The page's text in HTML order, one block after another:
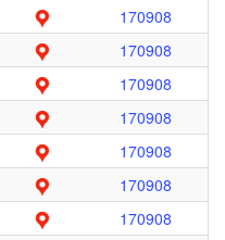
170908
170908
170908
170908
170908
170908
170908